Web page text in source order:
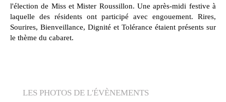
l'élection de Miss et Mister Roussillon. Une après-midi festive à
laquelle des résidents ont participé avec engouement. Rires,
Sourires, Bienveillance, Dignité et Tolérance étaient présents sur
le thème du cabaret.
LES PHOTOS DE L'ÉVÈNEMENTS